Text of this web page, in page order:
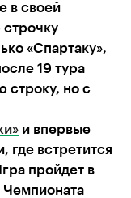
в своей
строчку
«Спартаку»,
19 тура
строку, но с
и впервые
где встретится
пройдет в
Чемпионата